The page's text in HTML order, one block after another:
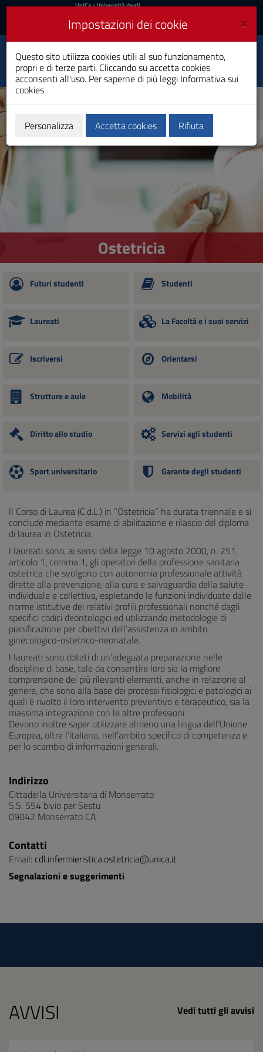
Vai
al
navigazione
del
sito
UniCa
Accedi
UniCa- Università degli
Accedi UniCA News
Toggle
navigation
Ostetricia
Laurea
Ostetricia
Futuri studenti Studenti
Laureati La Facoltà e i suoi servizi
Iscriversi Orientarsi
Strutture e aule Mobilità
Diritto allo studio Servizi agli studenti
Sport universitario Garante degli studenti
Il Corso di Laurea (C.d.L.) in “Ostetricia” ha durata triennale e si
conclude mediante esame di abilitazione e rilascio del diploma
di laurea in Ostetricia.
I laureati sono, ai sensi della legge 10 agosto 2000, n. 251,
articolo 1, comma 1, gli operatori della professione sanitaria
ostetrica che svolgono con autonomia professionale attività
dirette alla prevenzione, alla cura e salvaguardia della salute
individuale e collettiva, espletando le funzioni individuate dalle
norme istitutive dei relativi profili professionali nonché dagli
specifici codici deontologici ed utilizzando metodologie di
pianificazione per obiettivi dell’assistenza in ambito
ginecologico-ostetrico-neonatale.
I laureati sono dotati di un’adeguata preparazione nelle
discipline di base, tale da consentire loro sia la migliore
comprensione dei più rilevanti elementi, anche in relazione al
genere, che sono alla base dei processi fisiologici e patologici ai
quali è rivolto il loro intervento preventivo e terapeutico, sia la
massima integrazione con le altre professioni.
Devono inoltre saper utilizzare almeno una lingua dell’Unione
Europea, oltre l’italiano, nell’ambito specifico di competenza e
per lo scambio di informazioni generali.
Indirizzo
Cittadella Universitaria di Monserrato
S.S. 554 bivio per Sestu
09042 Monserrato CA
Contatti
Email: cdl.infermieristica.ostetricia@unica.it
Segnalazioni e suggerimenti
AVVISI Vedi tutti gli avvisi
×
Impostazioni dei cookie
Questo sito utilizza cookies utili al suo funzionamento,
propri e di terze parti. Cliccando su accetta cookies
acconsenti all'uso. Per saperne di più leggi Informativa sui
cookies
Personalizza Accetta cookies Rifiuta